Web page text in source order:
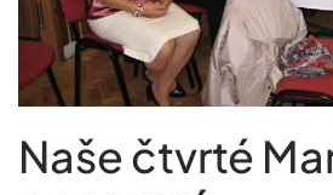
Naše čtvrté